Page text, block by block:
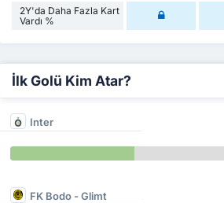
2Y'da Daha Fazla Kart
Vardı %
İlk Golü Kim Atar?
Inter
FK Bodo - Glimt